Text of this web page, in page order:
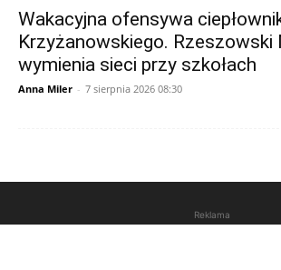
Wakacyjna ofensywa
Krzyżanowskiego. Rzeszowski
wymienia sieci przy szkołach
Anna Miler - 7 sierpnia 2026 08:30
Reklama